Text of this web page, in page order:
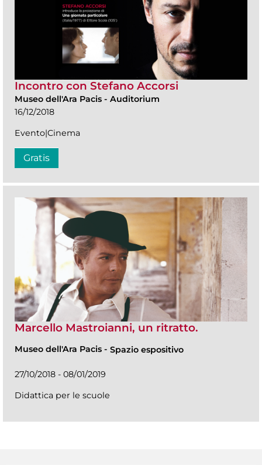
Incontro con Stefano Accorsi
Museo dell'Ara Pacis - Auditorium
16/12/2018
Evento|Cinema
Gratis
Marcello Mastroianni, un ritratto.
Museo dell'Ara Pacis - Spazio espositivo
27/10/2018 - 08/01/2019
Didattica per le scuole